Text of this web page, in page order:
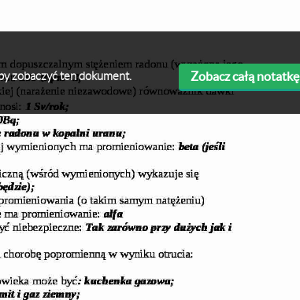
zobaczyć ten dokument. Zobacz całą notatkę